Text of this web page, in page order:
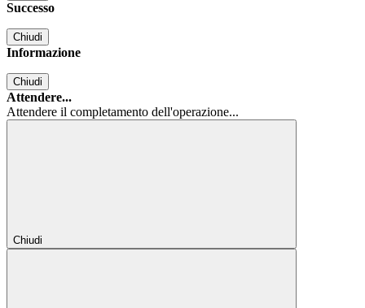
Successo
Chiudi
Informazione
Chiudi
Attendere...
Attendere il completamento dell'operazione...
Chiudi